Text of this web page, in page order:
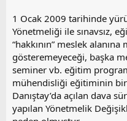
1 Ocak 2009 tarihinde
Yönetmeliği ile sınavsız,
“hakkının” meslek
gösteremeyeceği, başka
seminer vb. eğitim
mühendisliği eğitiminin
Danıştay’da açılan dava
yapılan Yönetmelik